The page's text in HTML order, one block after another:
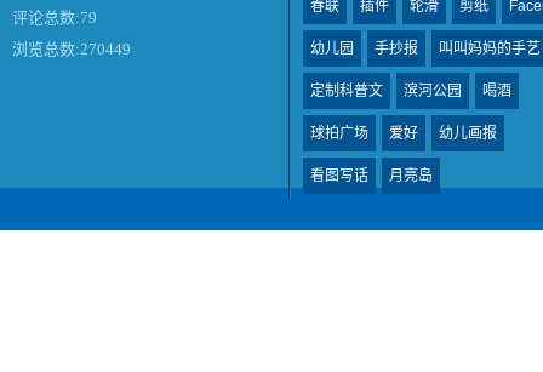
评论总数:79
浏览总数:270449
春联 插件 轮滑 剪纸
幼儿园 手抄报 叫叫妈妈的手艺
定制科普文 滨河公园 喝酒
球拍广场 爱好 幼儿画报
看图写话 月亮岛